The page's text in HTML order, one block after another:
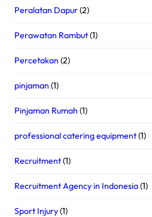
Peralatan Dapur(2)
Perawatan Rambut(1)
Percetakan (2)
pinjaman (1)
Pinjaman Rumah (1)
professional catering equipment(1)
Recruitment(1)
Recruitment Agency in Indonesia(1)
Sport Injury(1)